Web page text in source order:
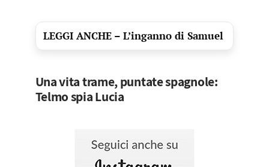
LEGGI ANCHE – L’inganno di Samuel
Una vita trame, puntate spagnole:
Telmo spia Lucia